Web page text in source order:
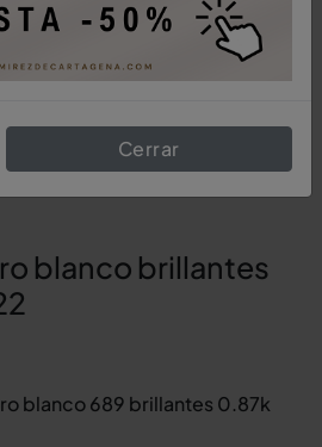
blanco brillantes
blanco 689 brillantes 0.87k
Cerrar